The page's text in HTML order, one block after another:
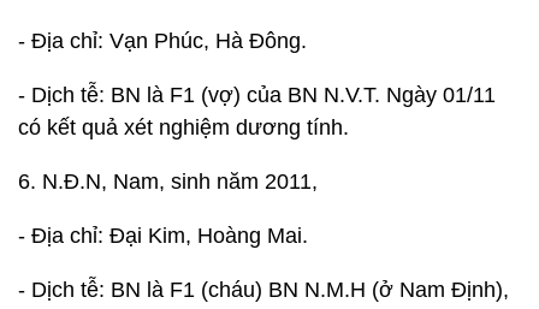
- Địa chỉ: Vạn Phúc, Hà Đông.
- Dịch tễ: BN là F1 (vợ) của BN N.V.T. Ngày 01/11
có kết quả xét nghiệm dương tính.
6. N.Đ.N, Nam, sinh năm 2011,
- Địa chỉ: Đại Kim, Hoàng Mai.
- Dịch tễ: BN là F1 (cháu) BN N.M.H (ở Nam Định),